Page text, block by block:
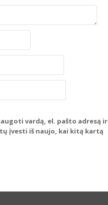
vardą, el. pašto adresą ir
įvesti iš naujo, kai kitą kartą